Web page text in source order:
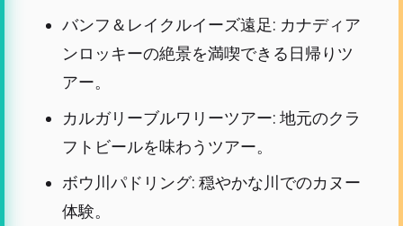
バンフ＆レイクルイーズ遠足: カナディア
ンロッキーの絶景を満喫できる日帰りツ
アー。
カルガリーブルワリーツアー: 地元のクラ
フトビールを味わうツアー。
ボウ川パドリング: 穏やかな川でのカヌー
体験。